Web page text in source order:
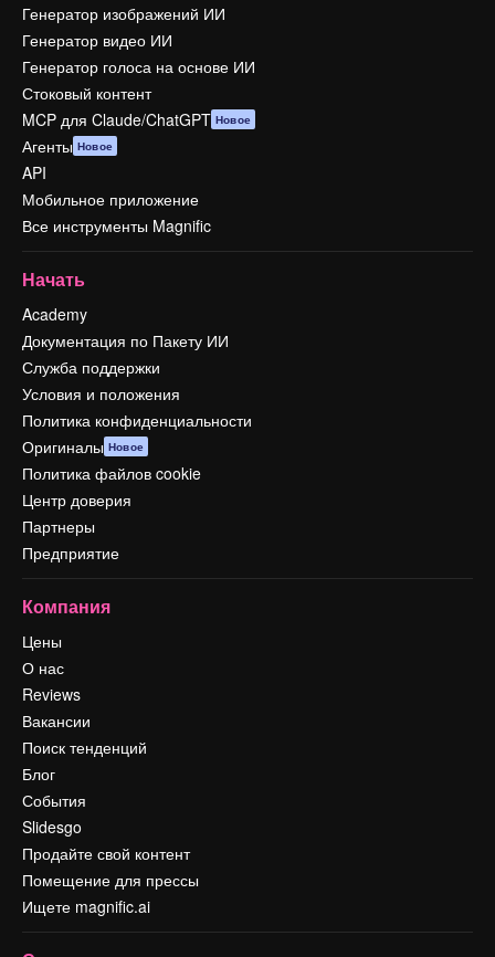
Генератор изображений ИИ
Генератор видео ИИ
Генератор голоса на основе ИИ
Стоковый контент
MCP для Claude/ChatGPT Новое
Агенты Новое
API
Мобильное приложение
Все инструменты Magnific
Начать
Academy
Документация по Пакету ИИ
Служба поддержки
Условия и положения
Политика конфиденциальности
Оригиналы Новое
Политика файлов cookie
Центр доверия
Партнеры
Предприятие
Компания
Цены
О нас
Reviews
Вакансии
Поиск тенденций
Блог
События
Slidesgo
Продайте свой контент
Помещение для прессы
Ищете magnific.ai